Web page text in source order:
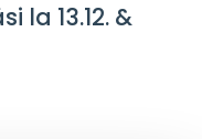
la 13.12. &